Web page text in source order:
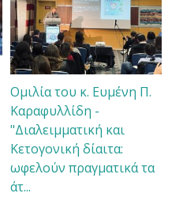
Ομιλία του κ. Ευμένη Π.
Καραφυλλίδη -
"Διαλειμματική και
Κετογονική δίαιτα:
ωφελούν πραγματικά τα
άτ...